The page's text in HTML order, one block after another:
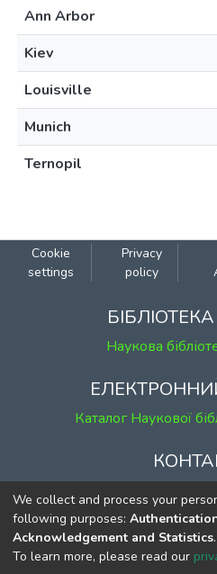
Ann Arbor
Kiev
Louisville
Munich
Ternopil
Cookie
settings
Privacy
policy
Наукова
Каталог Наукової
м. Київ, вул.
к. 1, к.
тел. (044)
We collect and process your
following purposes:
Acknowledgement and Statistics.
To learn more, please read our